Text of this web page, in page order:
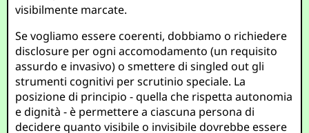
visibilmente marcate.
Se vogliamo essere coerenti, dobbiamo o richiedere
disclosure per ogni accomodamento (un requisito
assurdo e invasivo) o smettere di singled out gli
strumenti cognitivi per scrutinio speciale. La
posizione di principio - quella che rispetta autonomia
e dignità - è permettere a ciascuna persona di
decidere quanto visibile o invisibile dovrebbe essere